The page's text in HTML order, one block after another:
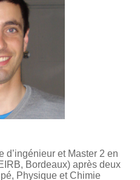
d’ingénieur et Master 2 en
Bordeaux) après deux
Physique et Chimie